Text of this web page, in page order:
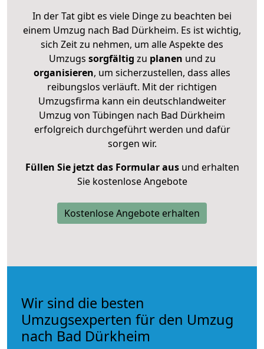
In der Tat gibt es viele Dinge zu beachten bei
einem Umzug nach Bad Dürkheim. Es ist wichtig,
sich Zeit zu nehmen, um alle Aspekte des
Umzugs sorgfältig zu planen und zu
organisieren, um sicherzustellen, dass alles
reibungslos verläuft. Mit der richtigen
Umzugsfirma kann ein deutschlandweiter
Umzug von Tübingen nach Bad Dürkheim
erfolgreich durchgeführt werden und dafür
sorgen wir.
Füllen Sie jetzt das Formular ausund erhalten
Sie kostenlose Angebote
Kostenlose Angebote erhalten
Wir sind die besten
Umzugsexperten für den Umzug
nach Bad Dürkheim